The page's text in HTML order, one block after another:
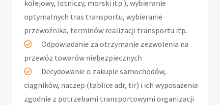
kolejowy, lotniczy, morski itp.), wybieranie
optymalnych tras transportu, wybieranie
przewoźnika, terminów realizacji transportu itp.
Odpowiadanie za otrzymanie zezwolenia na
przewóz towarów niebezpiecznych
Decydowanie o zakupie samochodów,
ciągników, naczep (tablice adr, tir) i ich wyposażenia
zgodnie z potrzebami transportowymi organizacji